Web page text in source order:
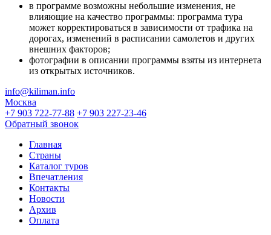
в программе возможны небольшие изменения, не
влияющие на качество программы: программа тура
может корректироваться в зависимости от трафика на
дорогах, изменений в расписании самолетов и других
внешних факторов;
фотографии в описании программы взяты из интернета
из открытых источников.
info@kiliman.info
Москва
+7 903 722-77-88 +7 903 227-23-46
Обратный звонок
Главная
Страны
Каталог туров
Впечатления
Контакты
Новости
Архив
Оплата